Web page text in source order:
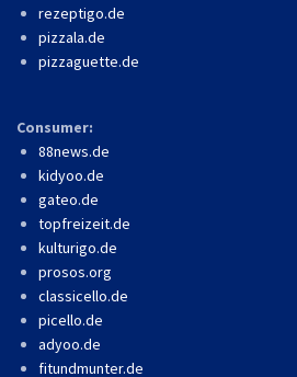
rezeptigo.de
pizzala.de
pizzaguette.de
Consumer:
88news.de
kidyoo.de
gateo.de
topfreizeit.de
kulturigo.de
prosos.org
classicello.de
picello.de
adyoo.de
fitundmunter.de